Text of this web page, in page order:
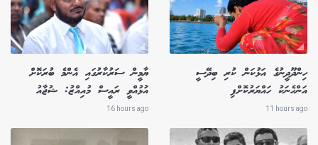
ހިންދޫދީނުގެ އަޅުކަން ކުރި ބިދޭސީ
އަންހެނަކު ހައްޔަރުކޮށްފި
11 hours ago
ޔާމީން ސަރުކާރުގައި އެންމެ ބުރަކޮށް
އުޅުއްވީ ރައީސް މުއިއްޒު: ޝުޖާއު
16 hours ago